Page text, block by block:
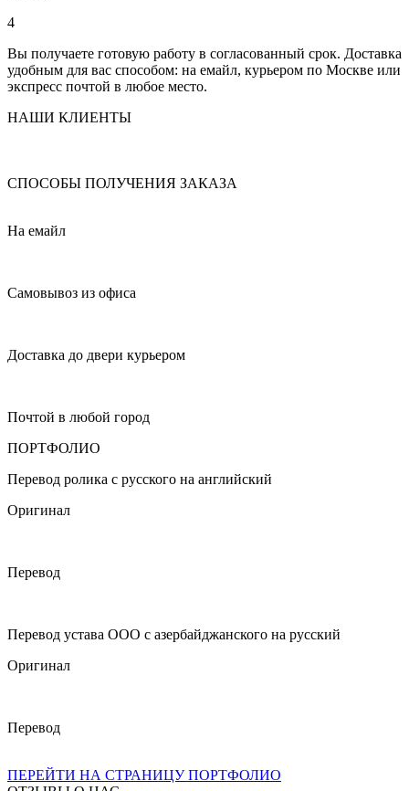
4
Вы получаете готовую работу в согласованный срок. Доставка
удобным для вас способом: на емайл, курьером по Москве или
экспресс почтой в любое место.
НАШИ КЛИЕНТЫ
СПОСОБЫ ПОЛУЧЕНИЯ ЗАКАЗА
На емайл
Самовывоз из офиса
Доставка до двери курьером
Почтой в любой город
ПОРТФОЛИО
Перевод ролика с русского на английский
Оригинал
Перевод
Перевод устава ООО с азербайджанского на русский
Оригинал
Перевод
ПЕРЕЙТИ НА СТРАНИЦУ ПОРТФОЛИО